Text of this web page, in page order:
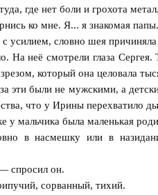
где нет боли и грохота
ко мне. Я... я знакомая папы.
усилием, словно шея причиняла
На неё смотрели глаза
который она целовала
эти были не мужскими, а
что у Ирины перехватило
у мальчика была маленькая
в насмешку или в
спросил он.
сорванный, тихий.